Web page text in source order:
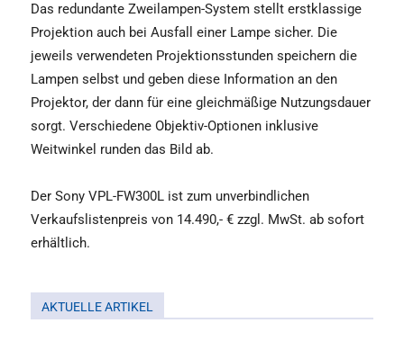
Das redundante Zweilampen-System stellt erstklassige
Projektion auch bei Ausfall einer Lampe sicher. Die
jeweils verwendeten Projektionsstunden speichern die
Lampen selbst und geben diese Information an den
Projektor, der dann für eine gleichmäßige Nutzungsdauer
sorgt. Verschiedene Objektiv-Optionen inklusive
Weitwinkel runden das Bild ab.
Der Sony VPL-FW300L ist zum unverbindlichen
Verkaufslistenpreis von 14.490,- € zzgl. MwSt. ab sofort
erhältlich.
AKTUELLE ARTIKEL